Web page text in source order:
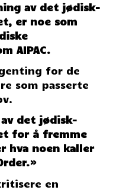
av det jødisk-
er noe som
AIPAC.
for de
som passerte
det jødisk-
for å fremme
hva noen kaller
en